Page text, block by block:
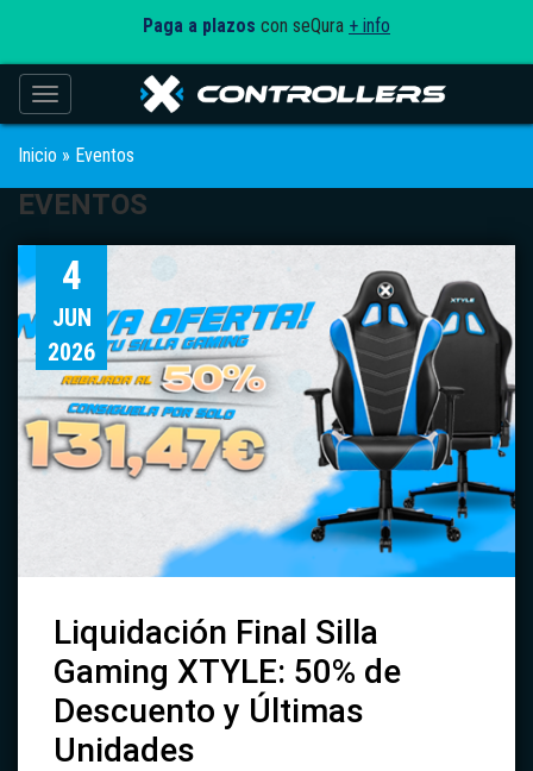
Paga a plazos con seQura + info
Toggle navigation
Inicio » Eventos
EVENTOS
4
JUN
2026
Liquidación Final Silla
Gaming XTYLE: 50% de
Descuento y Últimas
Unidades